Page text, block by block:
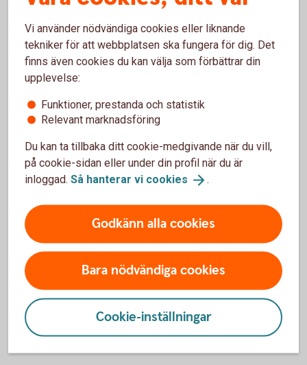
och sammansättning, ledning och företagskultur,
ersättning till ledning och anställda.
Andra delar är riskhantering, efterlevnad och
korruption och mutor.
Miljö (E)
Vid en analys av hur ett bolags verksamhet
påverkar miljön så tittar man på flera aspekter. Vi
har ett stort ansvar när det gäller att hjälpa dig
flytta dina pengar till mer hållbara alternativ, samt
högt ställda klimatmål utifrån investeringar och
Vi använder nödvändiga cookies eller liknande
tekniker för att webbplatsen ska fungera för dig. Det
finns även cookies du kan välja som förbättrar din
upplevelse:
Funktioner, prestanda och statistik
Relevant marknadsföring
Du kan ta tillbaka ditt cookie-medgivande när du vill,
på cookie-sidan eller under din profil när du är
inloggad. Så hanterar vi cookies .
Godkänn alla cookies
Bara nödvändiga cookies
Cookie-inställningar